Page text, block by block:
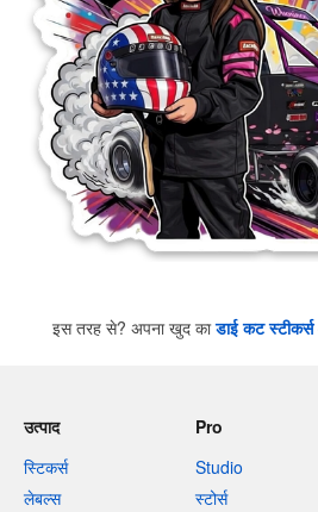
इस तरह से? अपना खुद काडाई कट स्टीकर्स
उत्पाद
स्टिकर्स
लेबल्स
Pro
Studio
स्टोर्स